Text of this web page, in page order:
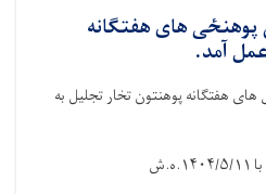
پوهنځی های هفتگانه
آمد.
های هفتگانه پوهنتون تخار تجلیل به
۵/۱۱. ه.ش